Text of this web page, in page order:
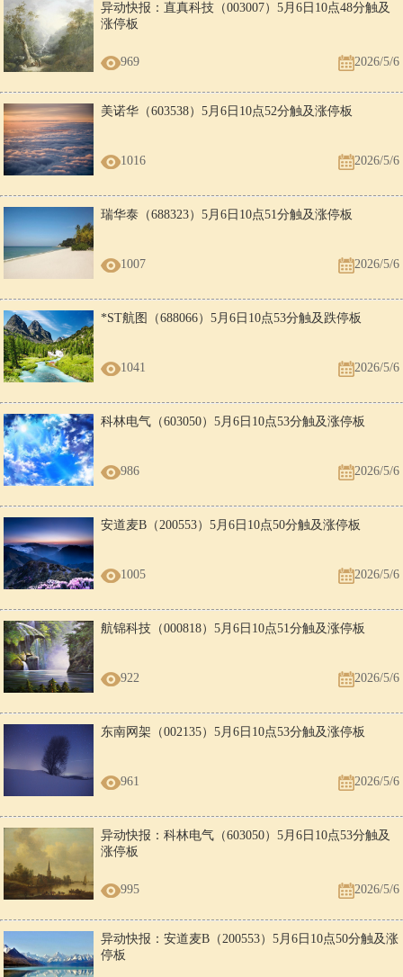
异动快报：直真科技（003007）5月6日10点48分触及
涨停板
969 2026/5/6
美诺华（603538）5月6日10点52分触及涨停板
1016 2026/5/6
瑞华泰（688323）5月6日10点51分触及涨停板
1007 2026/5/6
*ST航图（688066）5月6日10点53分触及跌停板
1041 2026/5/6
科林电气（603050）5月6日10点53分触及涨停板
986 2026/5/6
安道麦B（200553）5月6日10点50分触及涨停板
1005 2026/5/6
航锦科技（000818）5月6日10点51分触及涨停板
922 2026/5/6
东南网架（002135）5月6日10点53分触及涨停板
961 2026/5/6
异动快报：科林电气（603050）5月6日10点53分触及
涨停板
995 2026/5/6
异动快报：安道麦B（200553）5月6日10点50分触及涨
停板